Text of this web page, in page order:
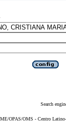
Search
OPAS/OMS - Centro Latino-